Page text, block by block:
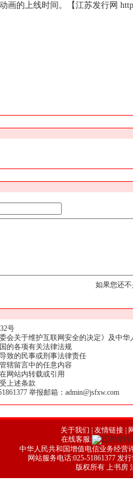
画的上线时间。【江苏发行网
如果您还
号
会关于维护互联网安全的决定》及中
的各项有关法律法规
致的民事或刑事法律责任
辖留言中的任意内容
网站内转载或引用
上述条款
举报邮箱：admin@jsfxw.com
关于我们 友情链接 |
在线客服:
中华人民共和国增值电信业务经营
网站服务电话:025-51861377 发
版权所有 上书房